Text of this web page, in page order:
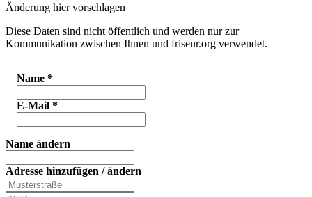
Änderung hier vorschlagen
Diese Daten sind nicht öffentlich und werden nur zur
Kommunikation zwischen Ihnen und friseur.org verwendet.
Name *
E-Mail *
Name ändern
Adresse hinzufügen / ändern